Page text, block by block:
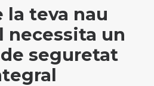
la teva nau
necessita un
seguretat